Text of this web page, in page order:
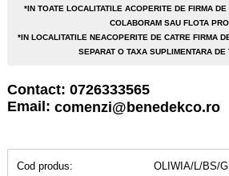
*IN TOATE LOCALITATILE ACOPERITE DE FIRMA DE
COLABORAM SAU FLOTA
*IN LOCALITATILE NEACOPERITE DE CATRE FIRMA
SEPARAT O TAXA SUPLIMENTARA DE
Contact: 0726333565
Email: comenzi@benedekco.ro
Cod produs:
OLIWIA/L/BS/G